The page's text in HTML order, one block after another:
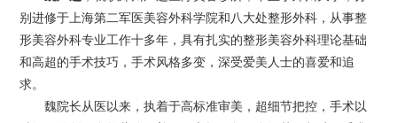
别进修于上海第二军医美容外科学院和八大处整形外科，从事整
形美容外科专业工作十多年，具有扎实的整形美容外科理论基础
和高超的手术技巧，手术风格多变，深受爱美人士的喜爱和追
求。
魏院长从医以来，执着于高标准审美，超细节把控，手术以